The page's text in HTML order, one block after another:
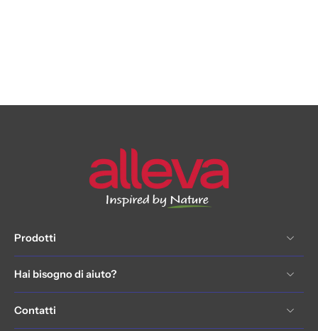
Prodotti
Hai bisogno di aiuto?
Contatti